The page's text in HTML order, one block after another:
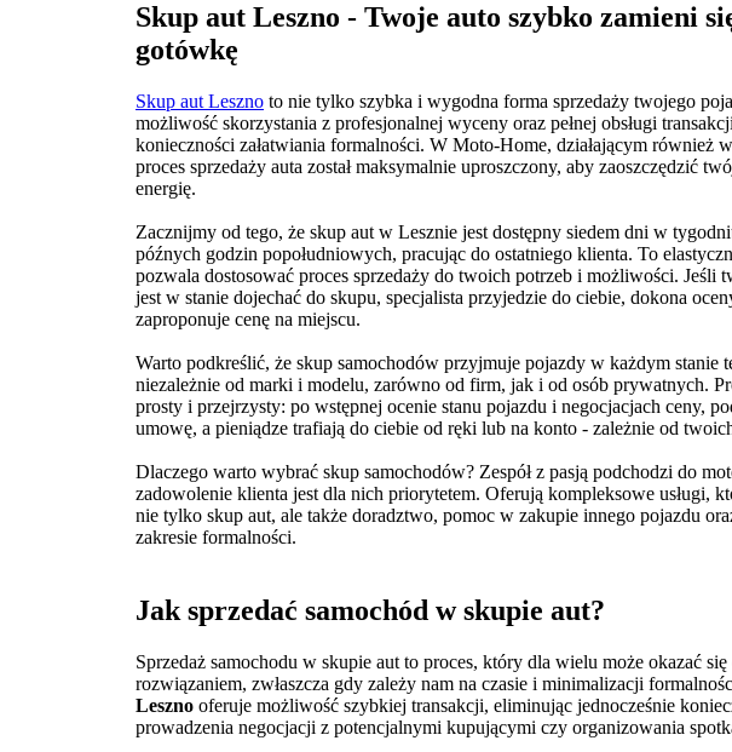
Skup aut Leszno - Twoje auto szybko zamieni
gotówkę
Skup aut Leszno to nie tylko szybka i wygodna forma sprzedaży twojego
możliwość skorzystania z profesjonalnej wyceny oraz pełnej obsługi
konieczności załatwiania formalności. W Moto-Home, działającym również
proces sprzedaży auta został maksymalnie uproszczony, aby zaoszczędzić
energię.
Zacznijmy od tego, że skup aut w Lesznie jest dostępny siedem dni w
późnych godzin popołudniowych, pracując do ostatniego klienta. To
pozwala dostosować proces sprzedaży do twoich potrzeb i możliwości. Jeśli
jest w stanie dojechać do skupu, specjalista przyjedzie do ciebie, dokona
zaproponuje cenę na miejscu.
Warto podkreślić, że skup samochodów przyjmuje pojazdy w każdym stanie
niezależnie od marki i modelu, zarówno od firm, jak i od osób prywatnych.
prosty i przejrzysty: po wstępnej ocenie stanu pojazdu i negocjacjach ceny,
umowę, a pieniądze trafiają do ciebie od ręki lub na konto - zależnie od
Dlaczego warto wybrać skup samochodów? Zespół z pasją podchodzi do
zadowolenie klienta jest dla nich priorytetem. Oferują kompleksowe usługi,
nie tylko skup aut, ale także doradztwo, pomoc w zakupie innego pojazdu
zakresie formalności.
Jak sprzedać samochód w skupie aut?
Sprzedaż samochodu w skupie aut to proces, który dla wielu może okazać
rozwiązaniem, zwłaszcza gdy zależy nam na czasie i minimalizacji
Leszno oferuje możliwość szybkiej transakcji, eliminując jednocześnie
prowadzenia negocjacji z potencjalnymi kupującymi czy organizowania